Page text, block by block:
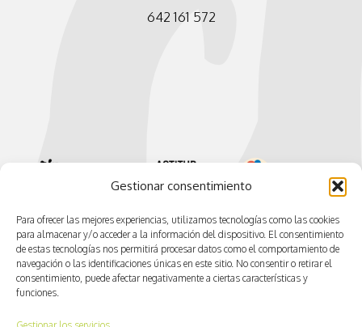
Gestionar consentimiento
Para ofrecer las mejores experiencias, utilizamos tecnologías como las cookies
para almacenar y/o acceder a la información del dispositivo. El consentimiento
de estas tecnologías nos permitirá procesar datos como el comportamiento de
navegación o las identificaciones únicas en este sitio. No consentir o retirar el
consentimiento, puede afectar negativamente a ciertas características y
funciones.
642 161 572